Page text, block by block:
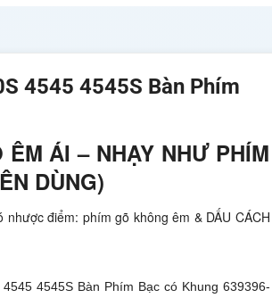
4545 4545S Bàn Phím
ÁI – NHẠY NHƯ PHÍM
DÙNG)
điểm: phím gõ không êm & DẤU CÁCH
4545S Bàn Phím Bạc có Khung 639396-